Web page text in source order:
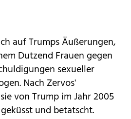
auf Trumps Äußerungen,
Dutzend Frauen gegen
sexueller
Nach Zervos'
von Trump im Jahr 2005
und betatscht.